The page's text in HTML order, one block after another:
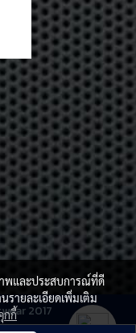
2017
พและประสบการณ์ที่ดี
รายละเอียดเพิ่มเติม
กกี้